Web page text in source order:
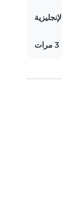
الإنجليزية
3 مرات